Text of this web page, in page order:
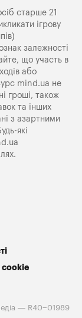
старше 21
ігрову
залежності
що участь в
або
mind.ua не
гроші, також
та інших
з азартними
які
cookie
— R40−01989